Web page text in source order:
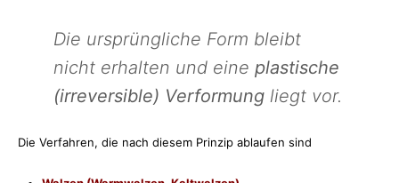
Die ursprüngliche Form bleibt
nicht erhalten und eine plastische
(irreversible) Verformung liegt vor.
Die Verfahren, die nach diesem Prinzip ablaufen sind